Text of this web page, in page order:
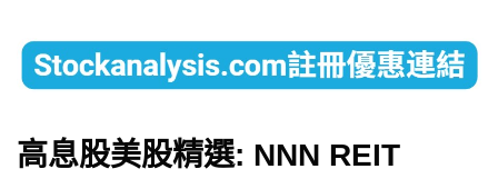
高息股美股精選: NNN REIT